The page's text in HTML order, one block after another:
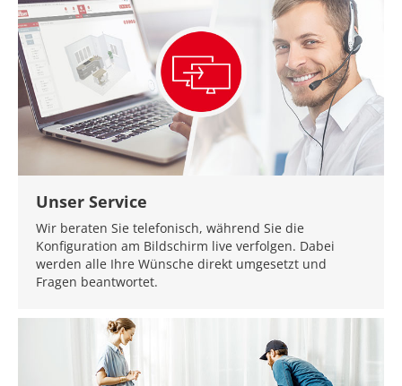
Unser Service
Wir beraten Sie telefonisch, während Sie die
Konfiguration am Bildschirm live verfolgen. Dabei
werden alle Ihre Wünsche direkt umgesetzt und
Fragen beantwortet.